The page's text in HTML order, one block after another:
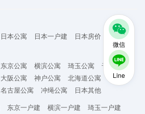
微信
Line
日本公寓 日本一户建
日本房价
东京公寓 横滨公寓 琦玉公寓
千叶公寓
大阪公寓 神户公寓
北海道公寓
名古屋公寓 冲绳公寓
日本其他
东京一户建 横滨一户建
琦玉一户建